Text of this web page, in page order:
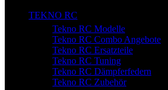
TEKNO RC
Tekno RC Modelle
Tekno RC Combo Angebote
Tekno RC Ersatzteile
Tekno RC Tuning
Tekno RC Dämpferfedern
Tekno RC Zubehör